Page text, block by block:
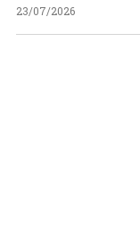
23/07/2026